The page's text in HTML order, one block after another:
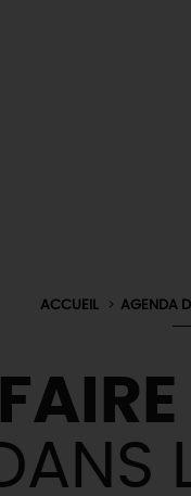
ACCUEIL AGENDA